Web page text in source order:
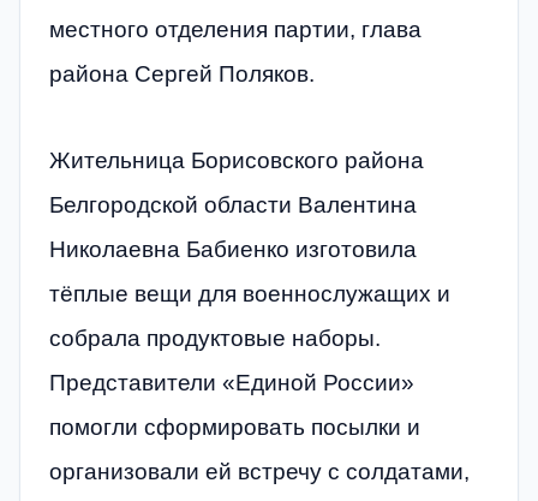
местного отделения партии, глава
района Сергей Поляков.
Жительница Борисовского района
Белгородской области Валентина
Николаевна Бабиенко изготовила
тёплые вещи для военнослужащих и
собрала продуктовые наборы.
Представители «Единой России»
помогли сформировать посылки и
организовали ей встречу с солдатами,